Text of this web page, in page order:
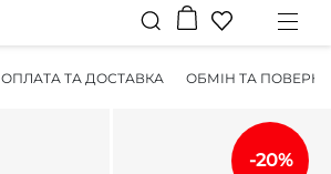
ОПЛАТА ТА ДОСТАВКА ОБМІН ТА
-20%